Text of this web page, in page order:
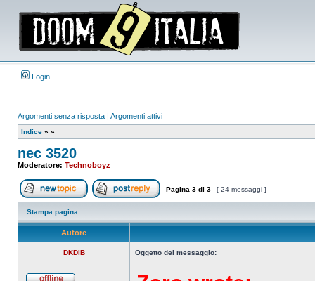
Login
Argomenti senza risposta | Argomenti attivi
Indice » »
nec 3520
Moderatore: Technoboyz
Apri un nuovo argomentoRispondi all’argomento
Pagina 3 di 3 [ 24 messaggi ]
Stampa pagina
Autore
DKDIB Oggetto del messaggio: